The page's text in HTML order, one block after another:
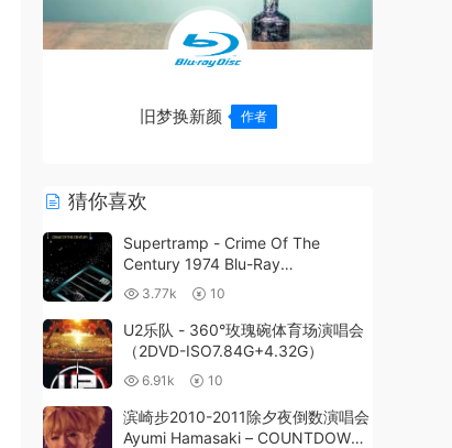
旧梦换新颜 作者
猜你喜欢
Supertramp - Crime Of The
Century 1974 Blu-Ray
Audio《BDISO 7.93G》
3.77k 10
U2乐队 - 360°玫瑰碗体育场演唱会
（2DVD-ISO7.84G+4.32G）
6.91k 10
滨崎步2010-2011除夕夜倒数演唱会
Ayumi Hamasaki – COUNTDOWN